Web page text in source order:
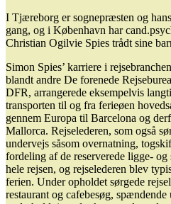
I Tjæreborg er sognepræsten og
gang, og i København har
Christian Ogilvie Spies trådt sine
Simon Spies’ karriere i
blandt andre De forenede
DFR, arrangerede eksempelvis
transporten til og fra ferieøen
gennem Europa til Barcelona og
Mallorca. Rejselederen, som også
undervejs såsom overnatning,
fordeling af de reserverede ligge-
hele rejsen, og rejselederen blev
ferien. Under opholdet sørgede
restaurant og cafebesøg, spændende